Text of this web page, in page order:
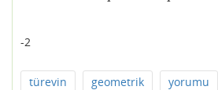
-2
türevin geometrik yorumu